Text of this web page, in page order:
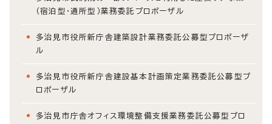
（宿泊型・通所型）業務委託プロポーザル
多治見市役所新庁舎建築設計業務委託公募型プロポーザ
ル
多治見市役所新庁舎建設基本計画策定業務委託公募型プ
ロポーザル
多治見市庁舎オフィス環境整備支援業務委託公募型プロ